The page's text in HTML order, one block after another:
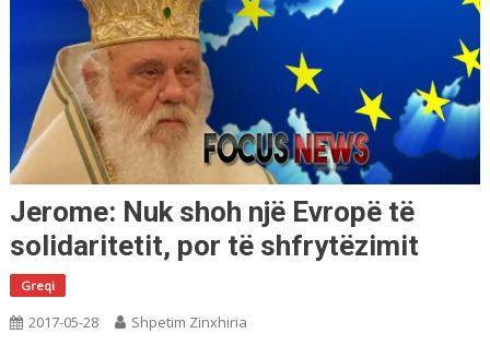
Jerome: Nuk shoh një Evropë të
solidaritetit, por të shfrytëzimit
Greqi
2017-05-28 Shpetim Zinxhiria